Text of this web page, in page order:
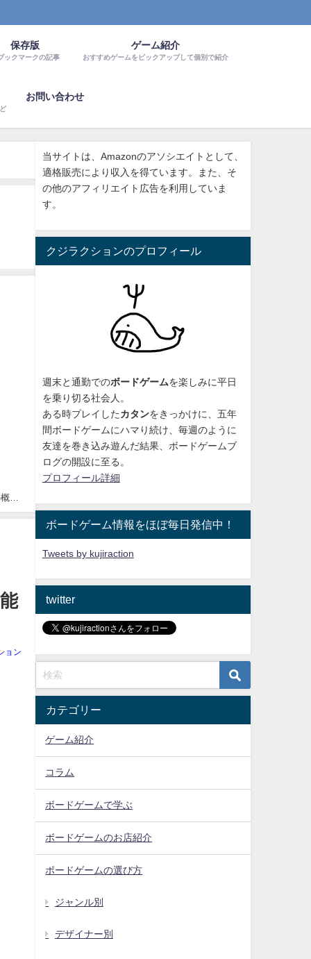
保存版
ックマークの記事
ゲーム紹介
おすすめゲームをピックアップして個別で紹介
お問い合わせ
略
ョン
当サイトは、Amazonのアソシエイトとして、
適格販売により収入を得ています。また、そ
の他のアフィリエイト広告を利用していま
す。
クジラクションのプロフィール
週末と通勤でのボードゲームを楽しみに平日
を乗り切る社会人。
ある時プレイした カタンをきっかけに、 五年
間ボードゲームにハマり続け 、毎週のように
友達を巻き込み遊んだ結果、ボードゲームブ
ログの開設に至る。
プロフィール詳細
ボードゲーム情報をほぼ毎日発信中！
Tweets by kujiraction
twitter
カテゴリー
ゲーム紹介
コラム
ボードゲームで学ぶ
ボードゲームのお店紹介
ボードゲームの選び方
ジャンル別
デザイナー別